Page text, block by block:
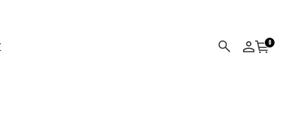
検索 ログイン
カート
0